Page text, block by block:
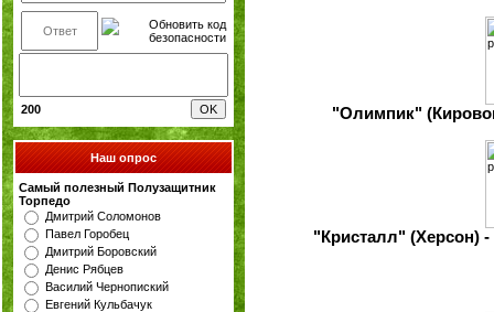
200
Наш опрос
Самый полезный Полузащитник
Торпедо
Дмитрий Соломонов
Павел Горобец
Дмитрий Боровский
Денис Рябцев
Василий Чернопиский
Евгений Кульбачук
"Олимпик"
"Кристалл" (Херсон)